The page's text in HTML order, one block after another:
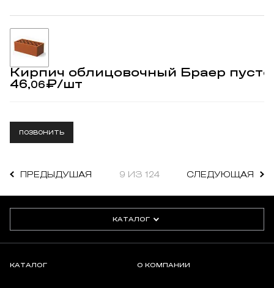
Кирпич облицовочный Браер
46,06₽/шт
ПОЗВОНИТЬ
ПРЕДЫДУШАЯ 9 ИЗ 124 СЛЕДУЮЩАЯ
КАТАЛОГ
КАТАЛОГ О КОМПАНИИ